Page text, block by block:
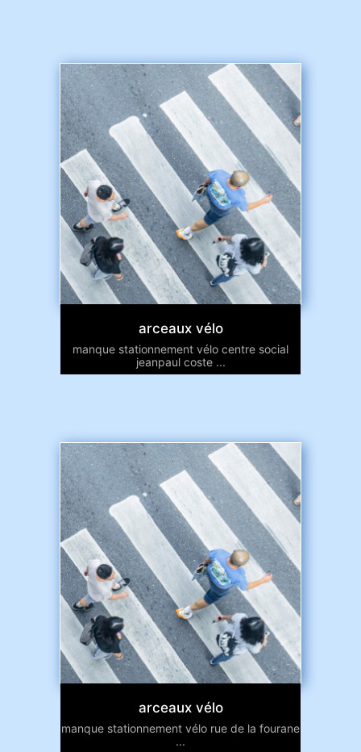
arceaux vélo
manque stationnement vélo centre social
jeanpaul coste ...
arceaux vélo
manque stationnement vélo rue de la fourane
...